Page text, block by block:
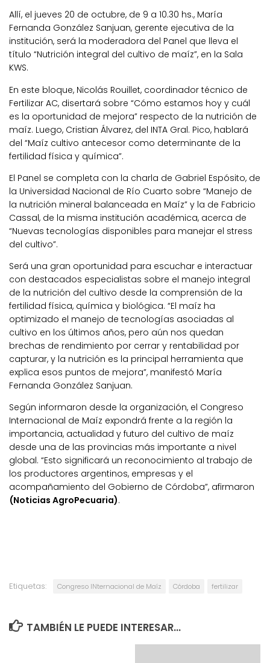
Allí, el jueves 20 de octubre, de 9 a 10.30 hs., María
Fernanda González Sanjuan, gerente ejecutiva de la
institución, será la moderadora del Panel que lleva el
título “Nutrición integral del cultivo de maíz”, en la Sala
KWS.
En este bloque, Nicolás Rouillet, coordinador técnico de
Fertilizar AC, disertará sobre “Cómo estamos hoy y cuál
es la oportunidad de mejora” respecto de la nutrición de
maíz. Luego, Cristian Álvarez, del INTA Gral. Pico, hablará
del “Maíz cultivo antecesor como determinante de la
fertilidad física y química”.
El Panel se completa con la charla de Gabriel Espósito, de
la Universidad Nacional de Río Cuarto sobre “Manejo de
la nutrición mineral balanceada en Maíz” y la de Fabricio
Cassal, de la misma institución académica, acerca de
“Nuevas tecnologías disponibles para manejar el stress
del cultivo”.
Será una gran oportunidad para escuchar e interactuar
con destacados especialistas sobre el manejo integral
de la nutrición del cultivo desde la comprensión de la
fertilidad física, química y biológica. “El maíz ha
optimizado el manejo de tecnologías asociadas al
cultivo en los últimos años, pero aún nos quedan
brechas de rendimiento por cerrar y rentabilidad por
capturar, y la nutrición es la principal herramienta que
explica esos puntos de mejora”, manifestó María
Fernanda González Sanjuan.
Según informaron desde la organización, el Congreso
Internacional de Maíz expondrá frente a la región la
importancia, actualidad y futuro del cultivo de maíz
desde una de las provincias más importante a nivel
global. “Esto significará un reconocimiento al trabajo de
los productores argentinos, empresas y el
acompañamiento del Gobierno de Córdoba”, afirmaron
(Noticias AgroPecuaria).
Etiquetas: Congreso INternacional de Maíz Córdoba fertilizar
TAMBIÉN LE PUEDE INTERESAR...